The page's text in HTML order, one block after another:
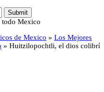
Submit
todo Mexico
de Mexico » Los Mejores
» Huitzilopochtli, el dios colibrí